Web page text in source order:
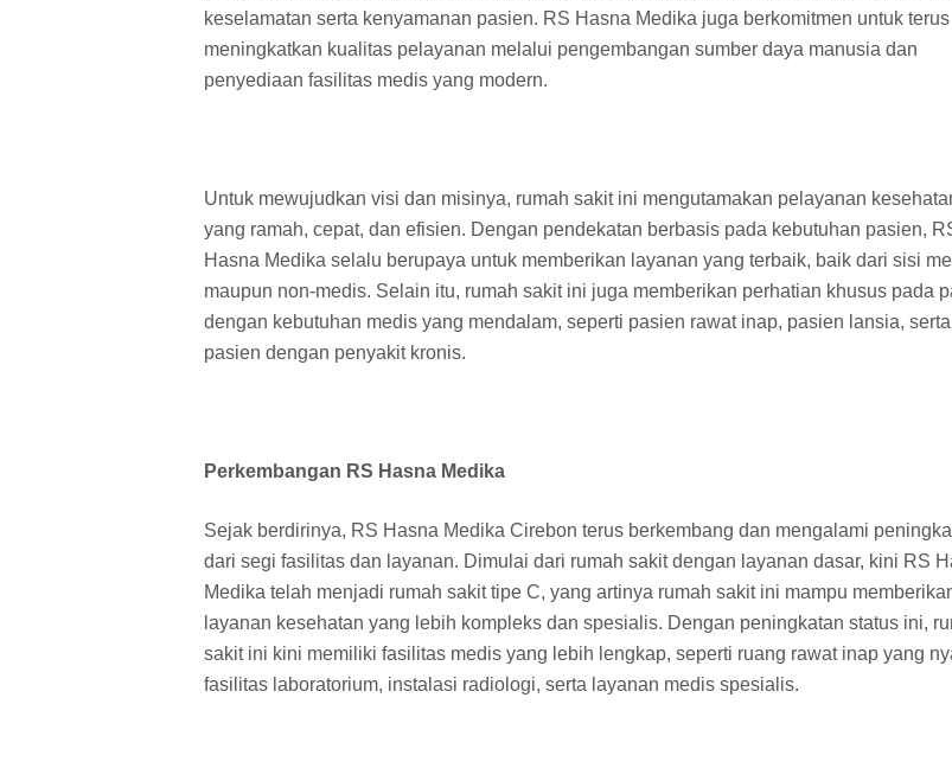
keselamatan serta kenyamanan pasien. RS Hasna Medika juga berkomitmen untuk terus
meningkatkan kualitas pelayanan melalui pengembangan sumber daya manusia dan
penyediaan fasilitas medis yang modern.
Untuk mewujudkan visi dan misinya, rumah sakit ini mengutamakan pelayanan
yang ramah, cepat, dan efisien. Dengan pendekatan berbasis pada kebutuhan pasien,
Hasna Medika selalu berupaya untuk memberikan layanan yang terbaik, baik dari sisi
maupun non-medis. Selain itu, rumah sakit ini juga memberikan perhatian khusus pada
dengan kebutuhan medis yang mendalam, seperti pasien rawat inap, pasien lansia, serta
pasien dengan penyakit kronis.
Perkembangan RS Hasna Medika
Sejak berdirinya, RS Hasna Medika Cirebon terus berkembang dan mengalami
dari segi fasilitas dan layanan. Dimulai dari rumah sakit dengan layanan dasar, kini RS
Medika telah menjadi rumah sakit tipe C, yang artinya rumah sakit ini mampu
layanan kesehatan yang lebih kompleks dan spesialis. Dengan peningkatan status ini,
sakit ini kini memiliki fasilitas medis yang lebih lengkap, seperti ruang rawat inap yang
fasilitas laboratorium, instalasi radiologi, serta layanan medis spesialis.